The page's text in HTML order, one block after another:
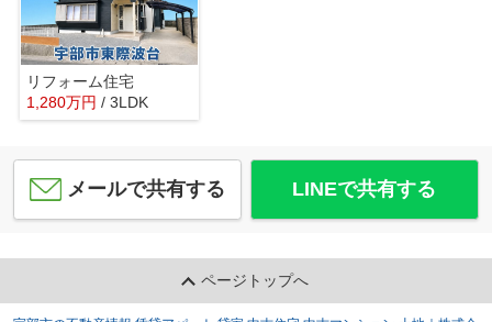
リフォーム住宅
1,280万円 / 3LDK
メールで共有する LINEで共有する
ページトップへ